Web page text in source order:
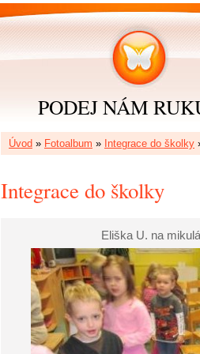
PODEJ NÁM
Úvod » Fotoalbum » Integrace do školky
Integrace do školky
Eliška U. na